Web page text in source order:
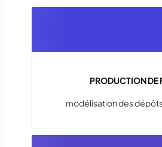
PRODUCTION DE
modélisation des